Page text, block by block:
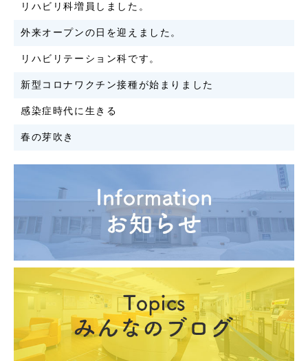
リハビリ科増員しました。
外来オープンの日を迎えました。
リハビリテーション科です。
新型コロナワクチン接種が始まりました
感染症時代に生きる
春の芽吹き